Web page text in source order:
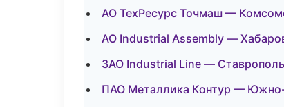
АО ТехРесурс Точмаш —
АО Industrial Assembly —
ЗАО Industrial Line — Ставрополь
ПАО Металлика Контур —